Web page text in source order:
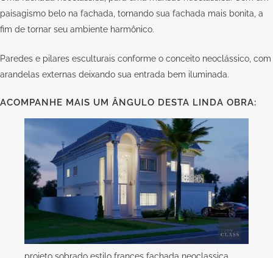
paisagismo belo na fachada, tornando sua fachada mais bonita, a
fim de tornar seu ambiente harmônico.
Paredes e pilares esculturais conforme o conceito neoclássico, com
arandelas externas deixando sua entrada bem iluminada.
ACOMPANHE MAIS UM ÂNGULO DESTA LINDA OBRA: